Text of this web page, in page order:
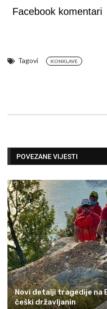
Facebook komentari
Tagovi KONKLAVE
POVEZANE VIJESTI
Novi detalji tragedije na
češki državljanin